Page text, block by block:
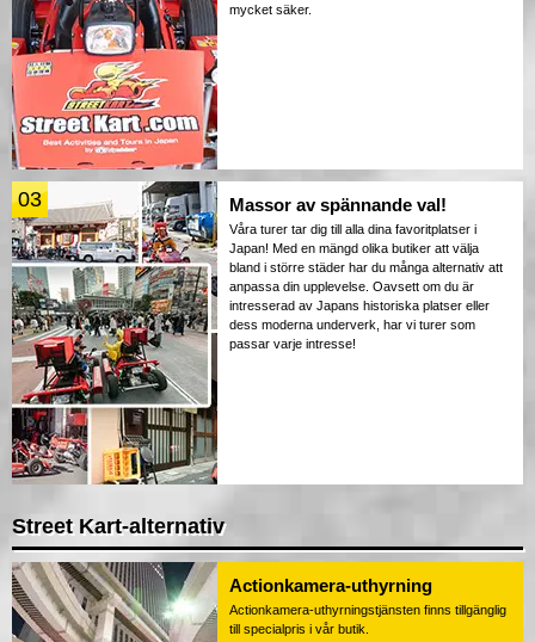
mycket säker.
03 Massor av spännande val!
Våra turer tar dig till alla dina favoritplatser i
Japan! Med en mängd olika butiker att välja
bland i större städer har du många alternativ att
anpassa din upplevelse. Oavsett om du är
intresserad av Japans historiska platser eller
dess moderna underverk, har vi turer som
passar varje intresse!
Street Kart-alternativ
Actionkamera-uthyrning
Actionkamera-uthyrningstjänsten finns tillgänglig
till specialpris i vår butik.